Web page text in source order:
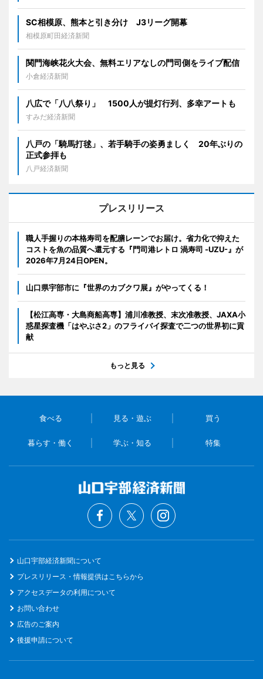
SC相模原、熊本と引き分け J3リーグ開幕
相模原町田経済新聞
関門海峡花火大会、無料エリアなしの門司側をライブ配信
小倉経済新聞
八広で「八八祭り」 1500人が提灯行列、多幸アートも
すみだ経済新聞
八戸の「騎馬打毬」、若手騎手の姿勇ましく 20年ぶりの
正式参拝も
八戸経済新聞
プレスリリース
職人手握りの本格寿司を配膳レーンでお届け。省力化で抑えた
コストを魚の品質へ還元する『門司港レトロ 渦寿司 -UZU-』が
2026年7月24日OPEN。
山口県宇部市に『世界のカブクワ展』がやってくる！
【松江高専・大島商船高専】浦川准教授、末次准教授、JAXA小
惑星探査機「はやぶさ2」のフライバイ探査で二つの世界初に貢
献
もっと見る
食べる 見る・遊ぶ 買う
暮らす・働く 学ぶ・知る 特集
山口宇部経済新聞について
プレスリリース・情報提供はこちらから
アクセスデータの利用について
お問い合わせ
広告のご案内
後援申請について